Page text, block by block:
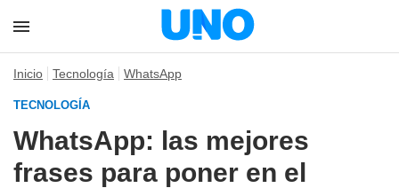
Inicio Tecnología WhatsApp
TECNOLOGÍA
WhatsApp: las mejores
frases para poner en el